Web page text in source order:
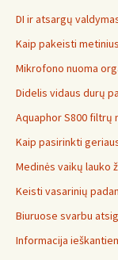
DI ir atsargų
Kaip pakeisti
Mikrofono nuoma
Didelis vidaus durų
Aquaphor S800 filtrų
Kaip pasirinkti
Medinės vaikų lauko
Keisti vasarinių
Biuruose svarbu
Informacija